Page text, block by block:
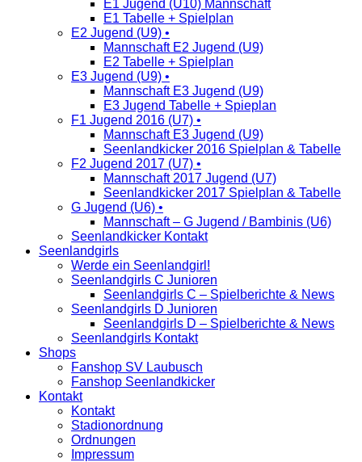
E1 Jugend (U10) Mannschaft
E1 Tabelle + Spielplan
E2 Jugend (U9) •
Mannschaft E2 Jugend (U9)
E2 Tabelle + Spielplan
E3 Jugend (U9) •
Mannschaft E3 Jugend (U9)
E3 Jugend Tabelle + Spieplan
F1 Jugend 2016 (U7) •
Mannschaft E3 Jugend (U9)
Seenlandkicker 2016 Spielplan & Tabelle
F2 Jugend 2017 (U7) •
Mannschaft 2017 Jugend (U7)
Seenlandkicker 2017 Spielplan & Tabelle
G Jugend (U6) •
Mannschaft – G Jugend / Bambinis (U6)
Seenlandkicker Kontakt
Seenlandgirls
Werde ein Seenlandgirl!
Seenlandgirls C Junioren
Seenlandgirls C – Spielberichte & News
Seenlandgirls D Junioren
Seenlandgirls D – Spielberichte & News
Seenlandgirls Kontakt
Shops
Fanshop SV Laubusch
Fanshop Seenlandkicker
Kontakt
Kontakt
Stadionordnung
Ordnungen
Impressum